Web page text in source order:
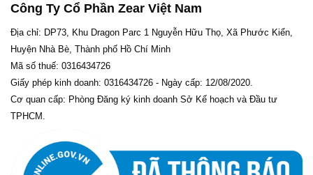
Công Ty Cổ Phần Zear Việt Nam
Địa chỉ: DP73, Khu Dragon Parc 1 Nguyễn Hữu Thọ, Xã Phước Kiển,
Huyện Nhà Bè, Thành phố Hồ Chí Minh
Mã số thuế: 0316434726
Giấy phép kinh doanh: 0316434726 - Ngày cấp: 12/08/2020.
Cơ quan cấp: Phòng Đăng ký kinh doanh Sở Kế hoạch và Đầu tư
TPHCM.